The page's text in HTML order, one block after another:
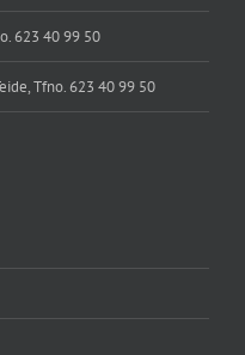
623 40 99 50
Tfno. 623 40 99 50